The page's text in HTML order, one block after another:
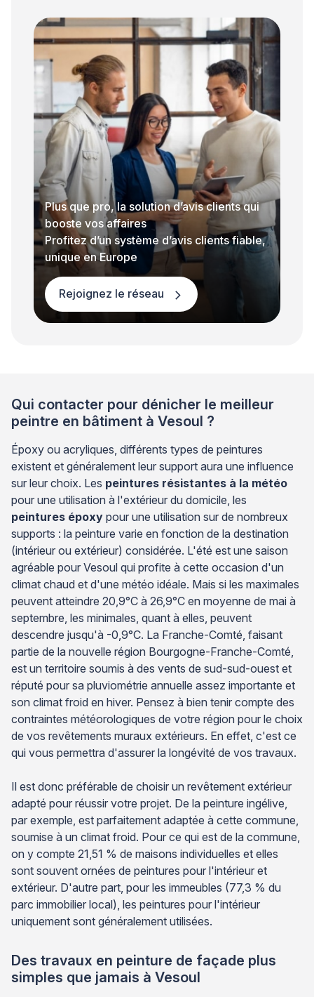
Plus que pro, la solution d’avis clients qui
booste vos affaires
Profitez d’un système d’avis clients fiable,
unique en Europe
Rejoignez le réseau
Qui contacter pour dénicher le meilleur
peintre en bâtiment à Vesoul ?
Époxy ou acryliques, différents types de peintures
existent et généralement leur support aura une influence
sur leur choix. Les peintures résistantes à la météo
pour une utilisation à l'extérieur du domicile, les
peintures époxy pour une utilisation sur de nombreux
supports : la peinture varie en fonction de la destination
(intérieur ou extérieur) considérée. L'été est une saison
agréable pour Vesoul qui profite à cette occasion d'un
climat chaud et d'une météo idéale. Mais si les maximales
peuvent atteindre 20,9°C à 26,9°C en moyenne de mai à
septembre, les minimales, quant à elles, peuvent
descendre jusqu'à -0,9°C. La Franche-Comté, faisant
partie de la nouvelle région Bourgogne-Franche-Comté,
est un territoire soumis à des vents de sud-sud-ouest et
réputé pour sa pluviométrie annuelle assez importante et
son climat froid en hiver. Pensez à bien tenir compte des
contraintes météorologiques de votre région pour le choix
de vos revêtements muraux extérieurs. En effet, c'est ce
qui vous permettra d'assurer la longévité de vos travaux.
Il est donc préférable de choisir un revêtement extérieur
adapté pour réussir votre projet. De la peinture ingélive,
par exemple, est parfaitement adaptée à cette commune,
soumise à un climat froid. Pour ce qui est de la commune,
on y compte 21,51 % de maisons individuelles et elles
sont souvent ornées de peintures pour l'intérieur et
extérieur. D'autre part, pour les immeubles (77,3 % du
parc immobilier local), les peintures pour l'intérieur
uniquement sont généralement utilisées.
Des travaux en peinture de façade plus
simples que jamais à Vesoul